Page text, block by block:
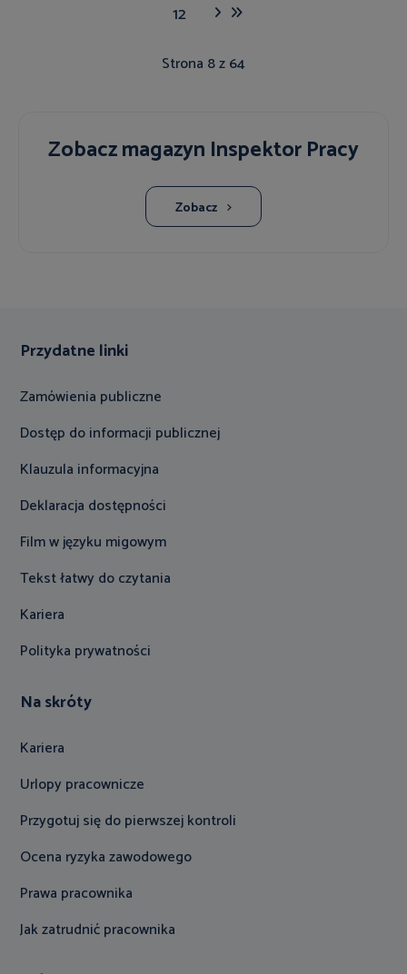
12
Strona 8 z 64
Zobacz magazyn Inspektor Pracy
Zobacz
Przydatne linki
Zamówienia publiczne
Dostęp do informacji publicznej
Klauzula informacyjna
Deklaracja dostępności
Film w języku migowym
Tekst łatwy do czytania
Kariera
Polityka prywatności
Na skróty
Kariera
Urlopy pracownicze
Przygotuj się do pierwszej kontroli
Ocena ryzyka zawodowego
Prawa pracownika
Jak zatrudnić pracownika